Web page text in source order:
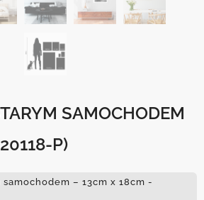
SAMOCHODEM
P)
– 13cm x 18cm -